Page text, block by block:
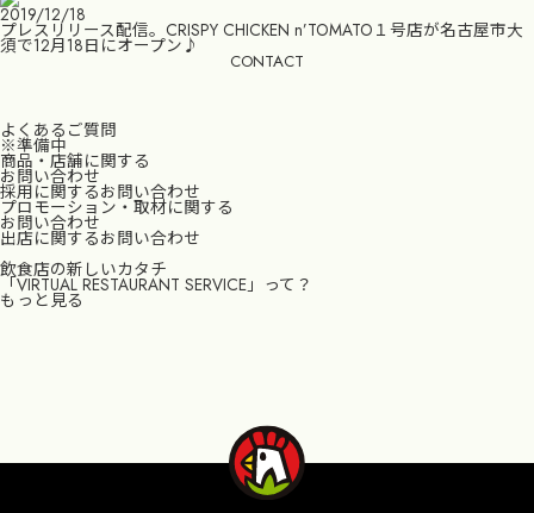
2019/12/18
プレスリリース配信。CRISPY CHICKEN n’TOMATO１号店が名古屋市大
須で12月18日にオープン♪
CONTACT
よくあるご質問
※準備中
商品・店舗に関する
お問い合わせ
採用に関するお問い合わせ
プロモーション・取材に関する
お問い合わせ
出店に関するお問い合わせ
飲食店の新しいカタチ
「VIRTUAL RESTAURANT SERVICE」って？
もっと見る